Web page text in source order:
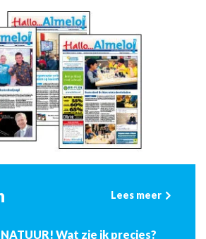
Lees meer
NATUUR! Wat zie ik precies?